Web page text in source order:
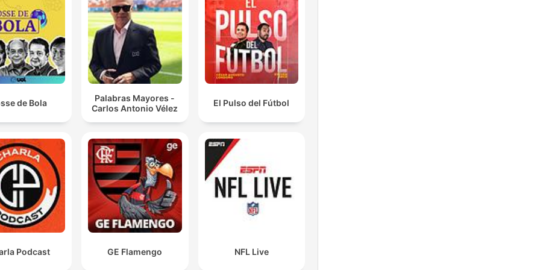
estamos a nascer torto com os princípios errados e eu
acho que infelizmente A arbitragem nestas primeiras
jornadas vai estar no centro das atenções
00:15:11 · O orador critica as nomeações de árbitros e o
ambiente de desconfiança que envolve a arbitragem
portuguesa.
triplo salto, salto em cumprimento.
00:15:57 · Augusto Inácio presta uma homenagem ao atleta
Nelson Évora pelo seu legado ao desporto português.
de Bola
Palabras Mayores -
Carlos Antonio Vélez
El Pulso del Fútbol
Podcast GE Flamengo NFL Live